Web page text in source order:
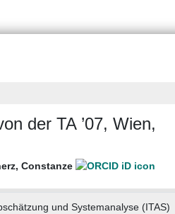
der TA ’07, Wien,
Constanze
und Systemanalyse (ITAS)